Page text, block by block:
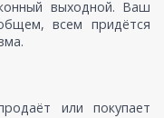
выходной. Ваш
всем придётся
или покупает